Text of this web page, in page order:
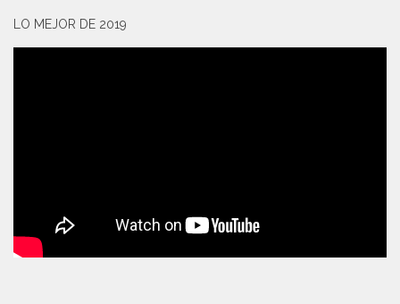
LO MEJOR DE 2019